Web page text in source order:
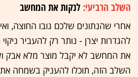
השלב הרביעי: לנקות את המחשב
אחרי שהנתונים שלכם גובו החוצה,
להגדרות יצרן - נותר רק להעביר
את המחשב לא יקבל מוצר מלא אבק
השלב הזה, תוכלו להעניק בשמחה